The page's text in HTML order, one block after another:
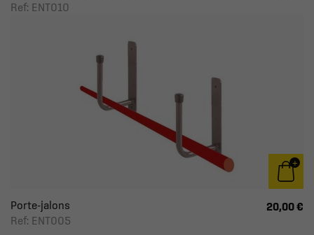
Ref: ENT010
Porte-jalons
Ref: ENT005
20,00 €